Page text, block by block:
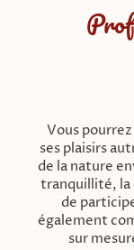
Vous
ses plaisirs
de la nature
tranquillité, la
de
également
sur